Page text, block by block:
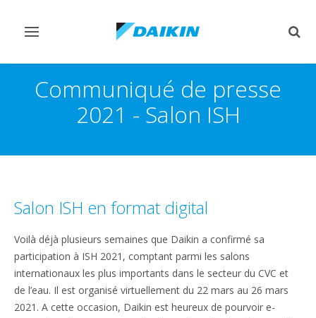
Afficher/masquer
Communiqué de presse
2021 - Salon ISH
Salon ISH en format digital
Voilà déjà plusieurs semaines que Daikin a confirmé sa
participation à ISH 2021, comptant parmi les salons
internationaux les plus importants dans le secteur du CVC et
de l’eau. Il est organisé virtuellement du 22 mars au 26 mars
2021. A cette occasion, Daikin est heureux de pourvoir e-